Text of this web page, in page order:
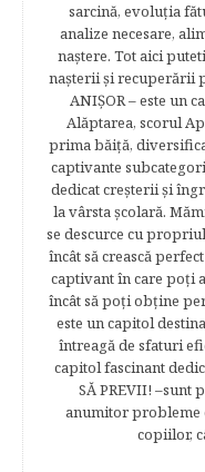
sarcină, evoluţia
analize necesare,
naştere. Tot aici
naşterii şi recuperării
ANIŞOR – este un
Alăptarea, scorul
prima băiţă,
captivante
dedicat creşterii şi
la vârsta şcolară.
se descurce cu
încât să crească
captivant în care poţi
încât să poţi obţine
este un capitol
întreagă de sfaturi
capitol fascinant
SĂ PREVII! –sunt
anumitor probleme
copiilor,